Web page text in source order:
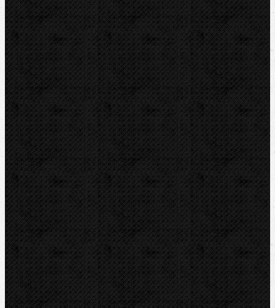
Závitořezný olej
Příslušenství
Drážkovače
Pily
Tlakové pumpy
Čističky kanalizace
Odvápňovací systémy
Klimatizační technika